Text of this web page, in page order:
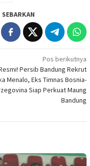
SEBARKAN
Pos berikutnya
Persib Bandung Rekrut
Menalo, Eks Timnas Bosnia-
Siap Perkuat Maung
Bandung